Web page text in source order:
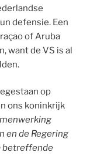
defensie. Een
of Aruba
want de VS is al
op
ons koninkrijk
en de Regering
betreffende